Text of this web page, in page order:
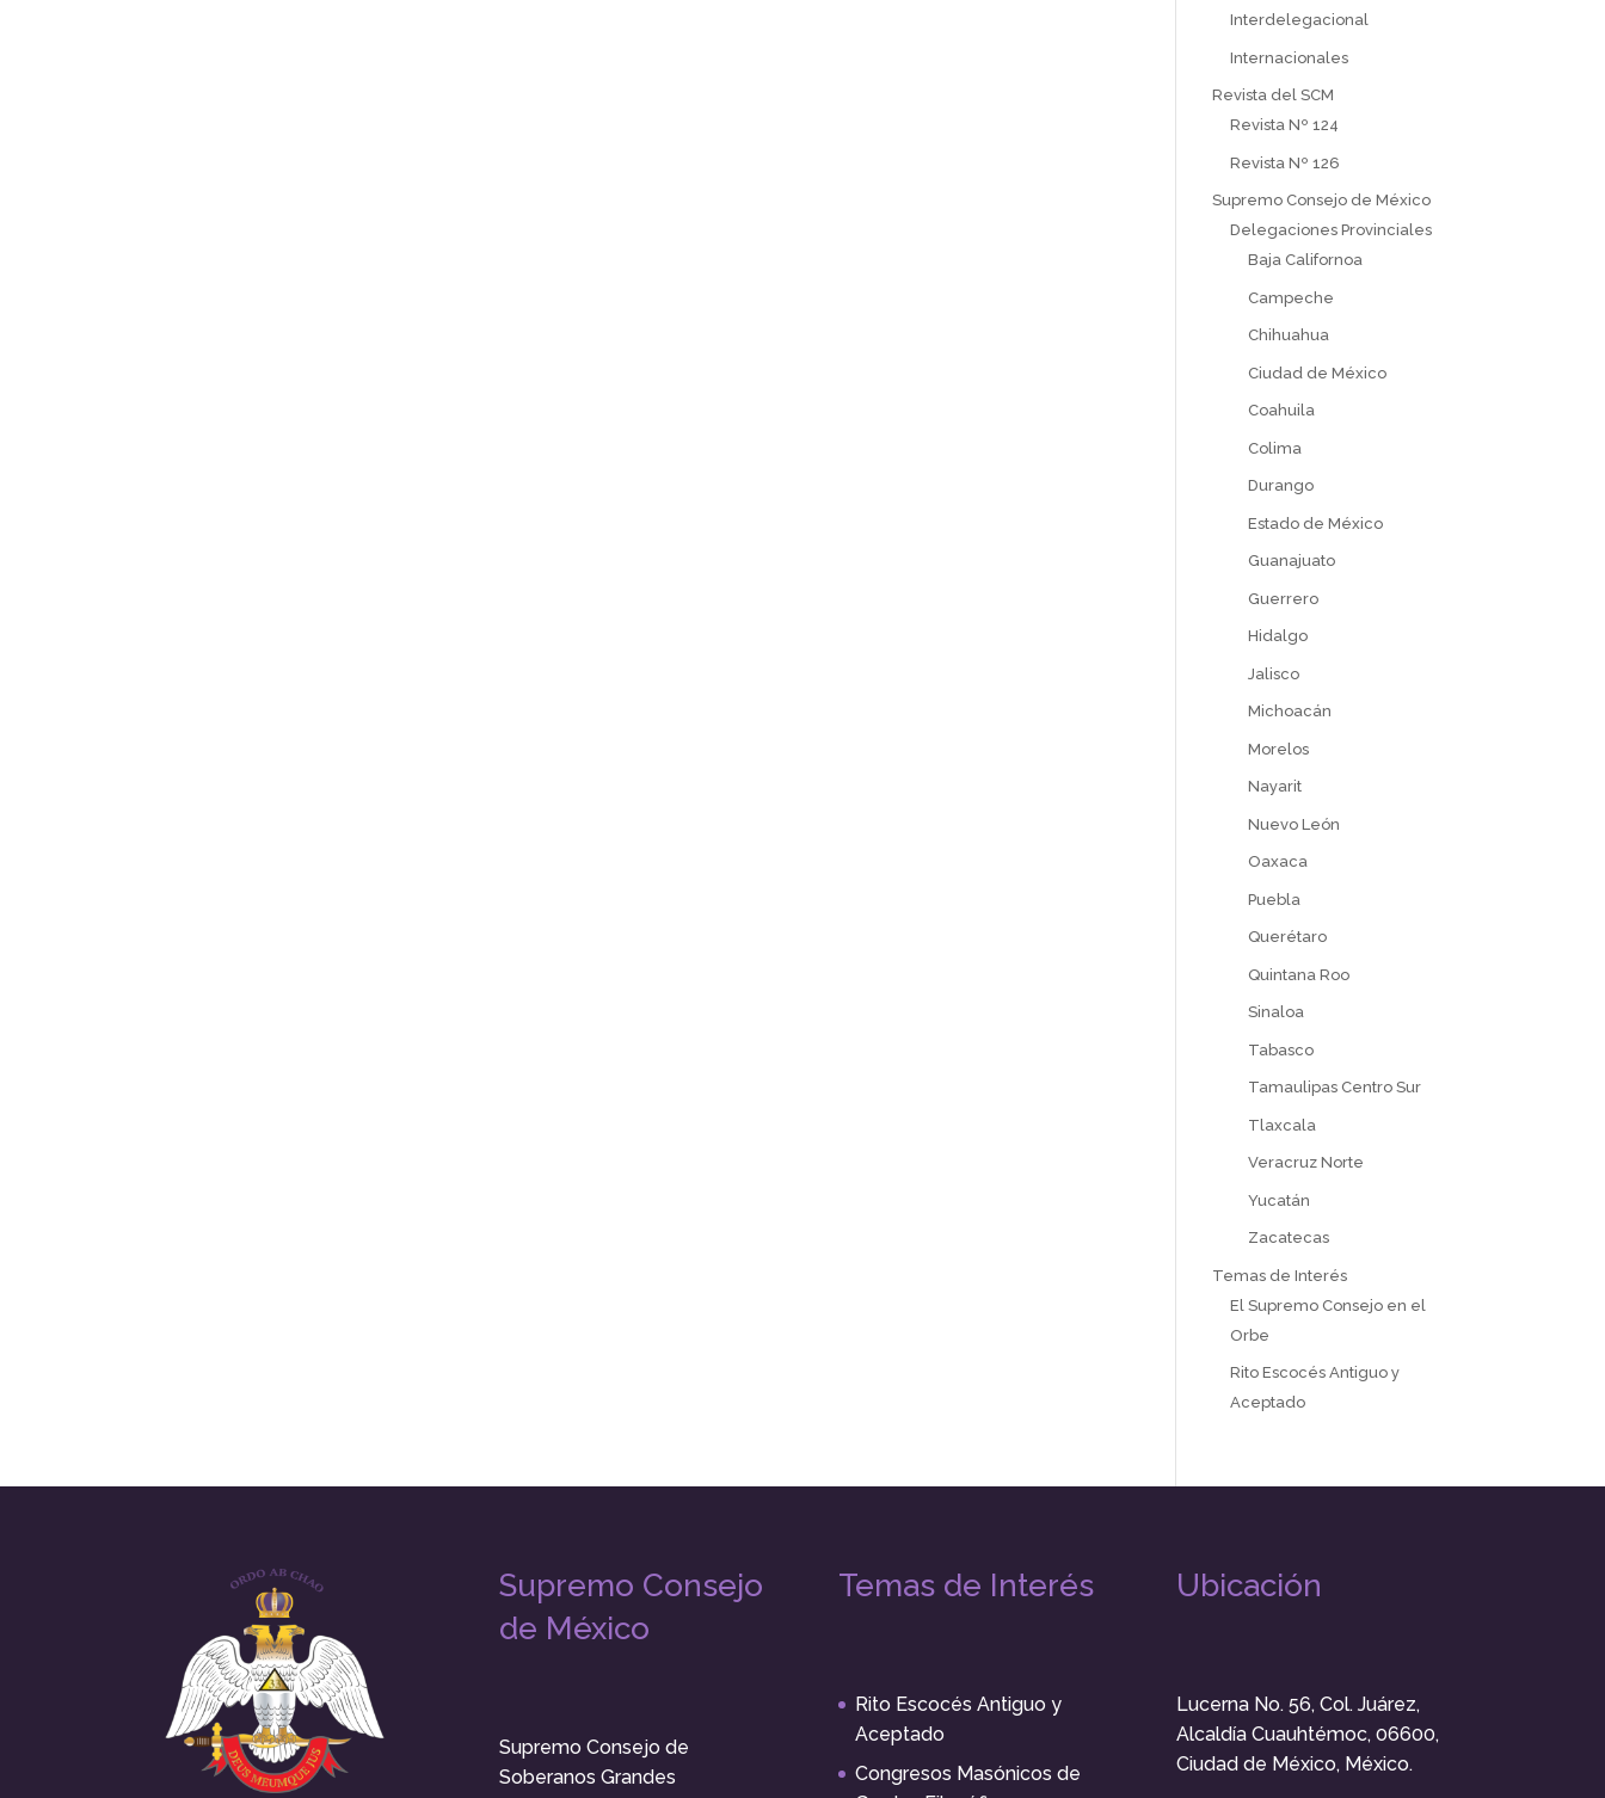
Interdelegacional
Internacionales
Revista del SCM
Revista Nº 124
Revista Nº 126
Supremo Consejo de México
Delegaciones Provinciales
Baja Californoa
Campeche
Chihuahua
Ciudad de México
Coahuila
Colima
Durango
Estado de México
Guanajuato
Guerrero
Hidalgo
Jalisco
Michoacán
Morelos
Nayarit
Nuevo León
Oaxaca
Puebla
Querétaro
Quintana Roo
Sinaloa
Tabasco
Tamaulipas Centro Sur
Tlaxcala
Veracruz Norte
Yucatán
Zacatecas
Temas de Interés
El Supremo Consejo en el
Orbe
Rito Escocés Antiguo y
Aceptado
Supremo Consejo
de México
Supremo Consejo de
Soberanos Grandes
Temas de Interés
Rito Escocés Antiguo y
Aceptado
Congresos Masónicos de
Ubicación
Lucerna No. 56, Col. Juárez,
Alcaldía Cuauhtémoc, 06600,
Ciudad de México, México.